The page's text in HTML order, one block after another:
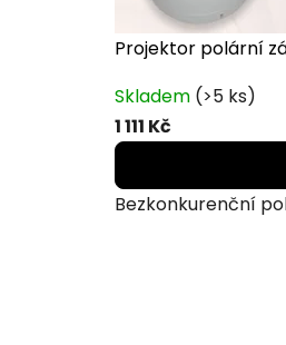
Projektor polární
hodnocení
produktu
4,2
Skladem (>5 ks)
1 111 Kč
Bezkonkurenční